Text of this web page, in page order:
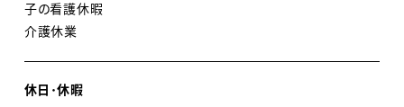
子の看護休暇
介護休業
休日･休暇